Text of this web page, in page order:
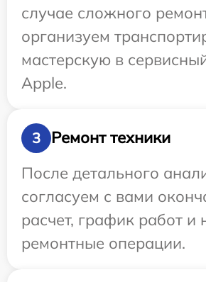
случае сложного
организуем
мастерскую в
Apple.
3
Ремонт техники
После детального
согласуем с вами
расчет, график работ и
ремонтные операции.